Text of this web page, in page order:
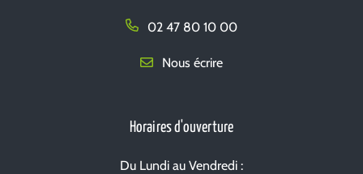
02 47 80 10 00
Nous écrire
Horaires d'ouverture
Du Lundi au Vendredi :